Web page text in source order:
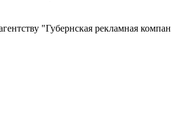
"Губернская рекламная